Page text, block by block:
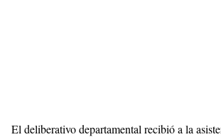
El deliberativo departamental recibió a la